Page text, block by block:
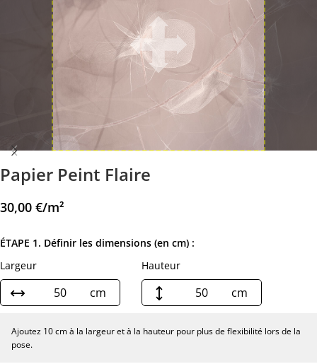
Papier Peint Flaire
30,00 €/m²
ÉTAPE 1. Définir les dimensions (en cm) :
Largeur
cm
Hauteur
cm
Ajoutez 10 cm à la largeur et à la hauteur pour plus de flexibilité lors de la
pose.